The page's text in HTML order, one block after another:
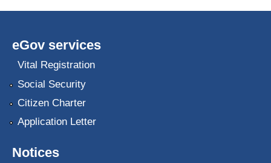
eGov services
Vital Registration
Social Security
Citizen Charter
Application Letter
Notices